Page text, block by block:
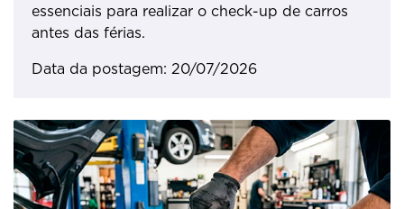
essenciais para realizar o check-up de carros
antes das férias.
Data da postagem: 20/07/2026